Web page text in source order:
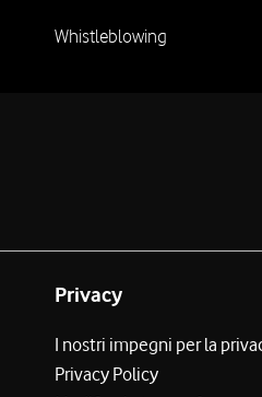
Whistleblowing
Privacy
I nostri impegni per la
Privacy Policy